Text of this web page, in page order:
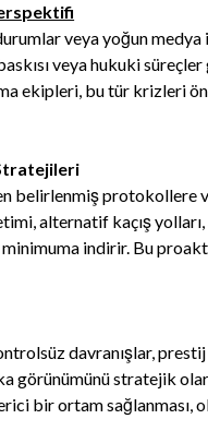
veya yoğun
veya hukuki
ekipleri, bu tür krizleri
belirlenmiş protokollere
alternatif kaçış
indirir. Bu
davranışlar,
görünümünü stratejik
bir ortam sağlanması,